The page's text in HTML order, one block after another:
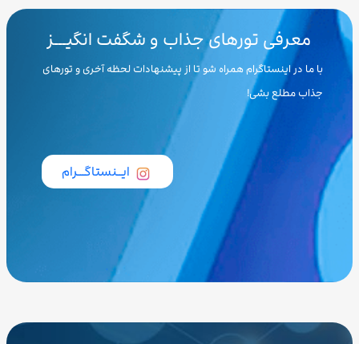
معرفی تورهای جذاب و شگفت انگیـــز
با ما در اینستاگرام همراه شو تا از پیشنهادات لحظه آخری و تورهای
جذاب مطلع بشی!
ایــنستاگـــرام